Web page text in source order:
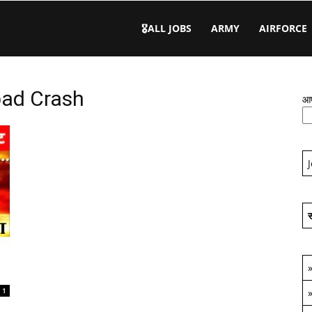
🎖️ALL JOBS ARMY AIRFORCE
Crash
1
»
»